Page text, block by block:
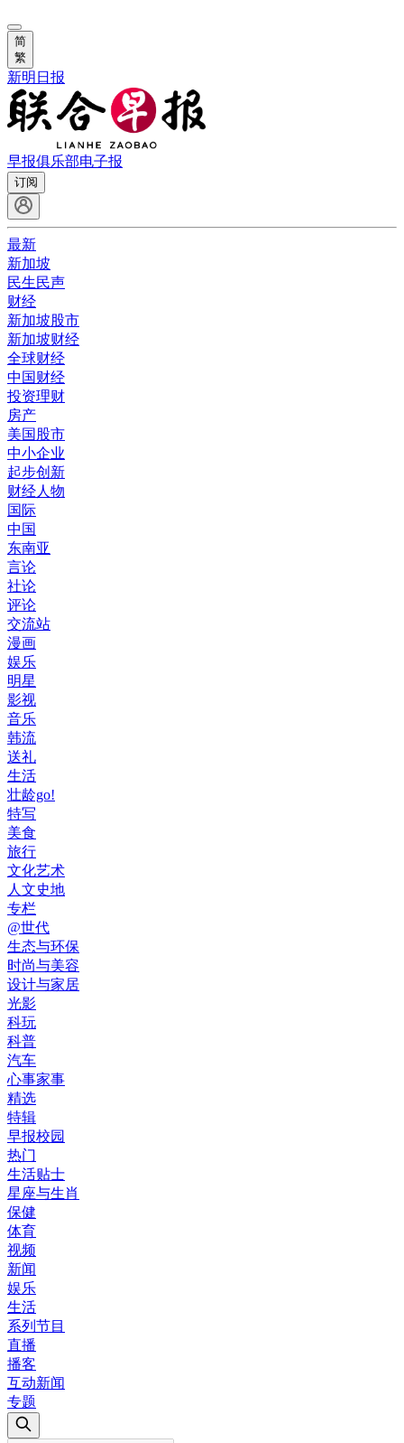
简
繁
新明日报
早报俱乐部电子报
订阅
最新
新加坡
民生民声
财经
新加坡股市
新加坡财经
全球财经
中国财经
投资理财
房产
美国股市
中小企业
起步创新
财经人物
国际
中国
东南亚
言论
社论
评论
交流站
漫画
娱乐
明星
影视
音乐
韩流
送礼
生活
壮龄go!
特写
美食
旅行
文化艺术
人文史地
专栏
@世代
生态与环保
时尚与美容
设计与家居
光影
科玩
科普
汽车
心事家事
精选
特辑
早报校园
热门
生活贴士
星座与生肖
保健
体育
视频
新闻
娱乐
生活
系列节目
直播
播客
互动新闻
专题